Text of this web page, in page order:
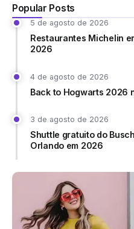
Popular Posts
5 de agosto de 2026
Restaurantes Michelin
2026
4 de agosto de 2026
Back to Hogwarts 2026
3 de agosto de 2026
Shuttle gratuito do
Orlando em 2026